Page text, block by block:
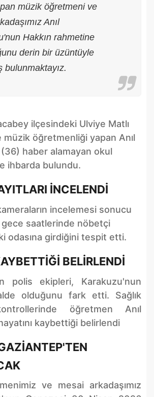
müzik öğretmeni ve
Anıl
Hakkın rahmetine
derin bir üzüntüyle
bulunmaktayız.
ilçesindeki Ulviye Matlı
müzik öğretmenliği yapan Anıl
haber alamayan okul
ihbarda bulundu.
İNCELENDİ
incelemesi sonucu
saatlerinde nöbetçi
odasına girdiğini tespit etti.
BELİRLENDİ
polis ekipleri, Karakuzu'nun
olduğunu fark etti. Sağlık
öğretmen Anıl
kaybettiği belirlendi
ve mesai arkadaşımız